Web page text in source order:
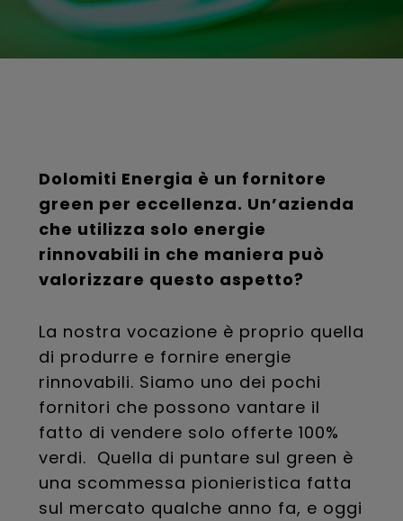
Dolomiti Energia è un fornitore
green per eccellenza. Un’azienda
che utilizza solo energie
rinnovabili in che maniera può
valorizzare questo aspetto?
La nostra vocazione è proprio quella
di produrre e fornire energie
rinnovabili. Siamo uno dei pochi
fornitori che possono vantare il
fatto di vendere solo offerte 100%
verdi. Quella di puntare sul green è
una scommessa pionieristica fatta
sul mercato qualche anno fa, e oggi